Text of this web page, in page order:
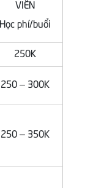
VIÊN
Học phí/buổi
250K
250 – 300K
250 – 350K